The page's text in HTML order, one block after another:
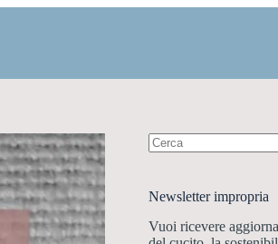
Newsletter impropria
Vuoi ricevere